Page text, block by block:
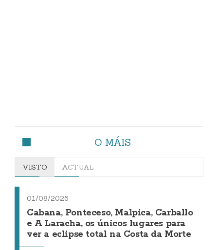
O MÁIS
VISTO ACTUAL
01/08/2026
Cabana, Ponteceso, Malpica, Carballo
e A Laracha, os únicos lugares para
ver a eclipse total na Costa da Morte